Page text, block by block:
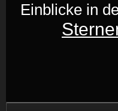
Einblicke in